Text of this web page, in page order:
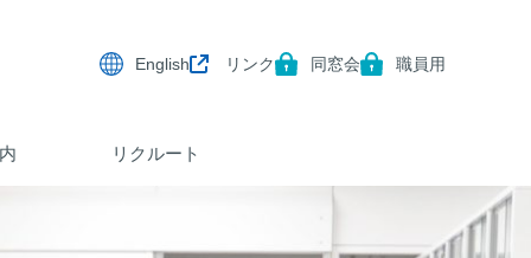
English リンク 同窓会 職員用
リクルート